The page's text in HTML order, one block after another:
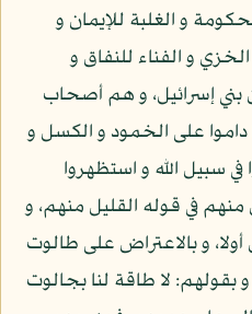
و الغلبة للإيمان و
و الفناء للنفاق و
إسرائيل، و هم أصحاب
داموا على الخمود و الكسل و
في سبيل الله و استظهروا
في قوله القليل منهم، و
و بالاعتراض على طالوت
و بقولهم: لا طاقة لنا بجالوت